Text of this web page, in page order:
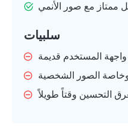
ممتاز مع صور الأنمي
سلبيات
التحسين وقتاً طويلاً